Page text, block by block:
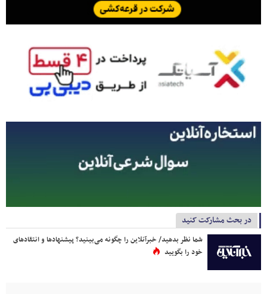
در بحث مشارکت کنید
شما نظر بدهید/ خبرآنلاین را چگونه می‌بینید؟ پیشنهادها و انتقادهای
خود را بگویید